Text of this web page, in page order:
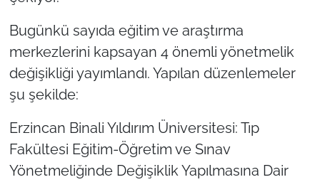
Bugünkü sayıda eğitim ve araştırma
merkezlerini kapsayan 4 önemli yönetmelik
değişikliği yayımlandı. Yapılan düzenlemeler
şu şekilde:
Erzincan Binali Yıldırım Üniversitesi: Tıp
Fakültesi Eğitim-Öğretim ve Sınav
Yönetmeliğinde Değişiklik Yapılmasına Dair